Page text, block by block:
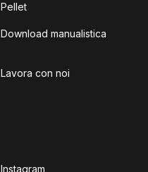
Pellet
Download manualistica
Lavora con noi
Instagram